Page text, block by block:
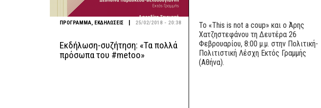
ΠΡΟΓΡΑΜΜΑ ΕΚΔΗΛΩΣΕΙΣ | 25/02/2018 - 20:38
Εκδήλωση-συζήτηση: «Τα πολλά
πρόσωπα του #metoo»
Το «This is not a coup» και ο Άρης
Χατζηστεφάνου τη Δευτέρα 26
Φεβρουαρίου, 8:00 μ.μ. στην Πολιτική-
Πολιτιστική Λέσχη Εκτός Γραμμής
(Αθήνα).